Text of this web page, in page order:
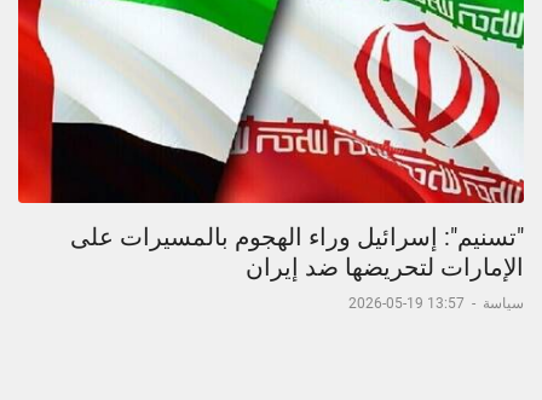
"تسنيم": إسرائيل وراء الهجوم بالمسيرات على
الإمارات لتحريضها ضد إيران
سياسة -
13:57 19-05-2026